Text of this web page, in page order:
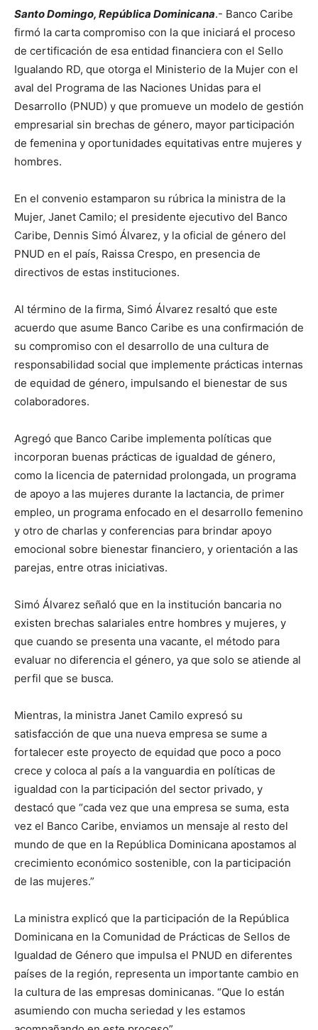
Santo Domingo, República Dominicana.- Banco Caribe
firmó la carta compromiso con la que iniciará el proceso
de certificación de esa entidad financiera con el Sello
Igualando RD, que otorga el Ministerio de la Mujer con el
aval del Programa de las Naciones Unidas para el
Desarrollo (PNUD) y que promueve un modelo de gestión
empresarial sin brechas de género, mayor participación
de femenina y oportunidades equitativas entre mujeres y
hombres.
En el convenio estamparon su rúbrica la ministra de la
Mujer, Janet Camilo; el presidente ejecutivo del Banco
Caribe, Dennis Simó Álvarez, y la oficial de género del
PNUD en el país, Raissa Crespo, en presencia de
directivos de estas instituciones.
Al término de la firma, Simó Álvarez resaltó que este
acuerdo que asume Banco Caribe es una confirmación de
su compromiso con el desarrollo de una cultura de
responsabilidad social que implemente prácticas internas
de equidad de género, impulsando el bienestar de sus
colaboradores.
Agregó que Banco Caribe implementa políticas que
incorporan buenas prácticas de igualdad de género,
como la licencia de paternidad prolongada, un programa
de apoyo a las mujeres durante la lactancia, de primer
empleo, un programa enfocado en el desarrollo femenino
y otro de charlas y conferencias para brindar apoyo
emocional sobre bienestar financiero, y orientación a las
parejas, entre otras iniciativas.
Simó Álvarez señaló que en la institución bancaria no
existen brechas salariales entre hombres y mujeres, y
que cuando se presenta una vacante, el método para
evaluar no diferencia el género, ya que solo se atiende al
perfil que se busca.
Mientras, la ministra Janet Camilo expresó su
satisfacción de que una nueva empresa se sume a
fortalecer este proyecto de equidad que poco a poco
crece y coloca al país a la vanguardia en políticas de
igualdad con la participación del sector privado, y
destacó que “cada vez que una empresa se suma, esta
vez el Banco Caribe, enviamos un mensaje al resto del
mundo de que en la República Dominicana apostamos al
crecimiento económico sostenible, con la participación
de las mujeres.”
La ministra explicó que la participación de la República
Dominicana en la Comunidad de Prácticas de Sellos de
Igualdad de Género que impulsa el PNUD en diferentes
países de la región, representa un importante cambio en
la cultura de las empresas dominicanas. “Que lo están
asumiendo con mucha seriedad y les estamos